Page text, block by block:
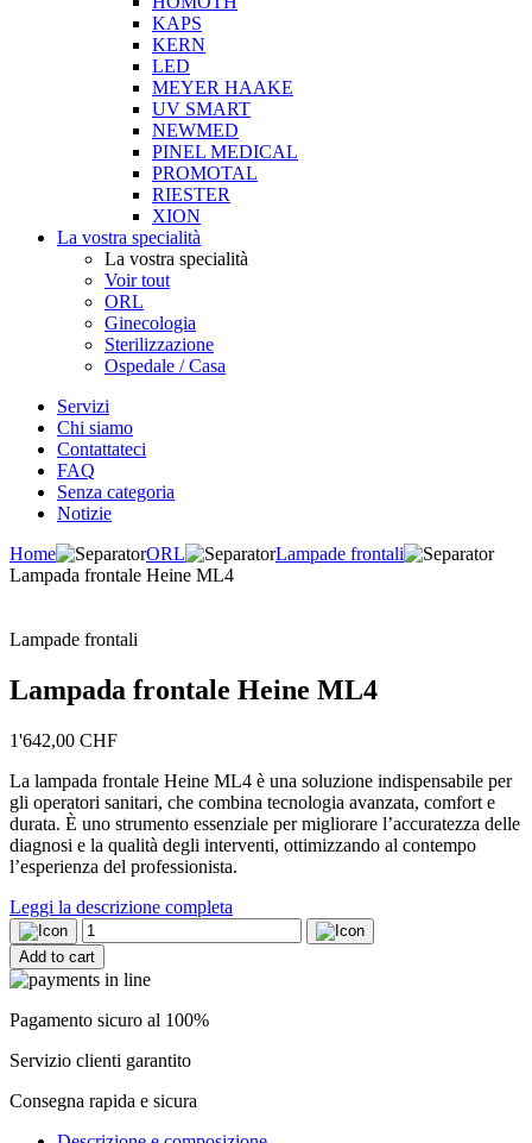
KAPS
KERN
LED
MEYER HAAKE
UV SMART
NEWMED
PINEL MEDICAL
PROMOTAL
RIESTER
XION
La vostra specialità
La vostra specialità
Voir tout
ORL
Ginecologia
Sterilizzazione
Ospedale / Casa
Servizi
Chi siamo
Contattateci
FAQ
Senza categoria
Notizie
Home
ORL
Lampade frontali
Lampada frontale Heine ML4
Lampade frontali
Lampada frontale Heine ML4
1'642,00 CHF
La lampada frontale Heine ML4 è una soluzione indispensabile per
gli operatori sanitari, che combina tecnologia avanzata, comfort e
durata. È uno strumento essenziale per migliorare l’accuratezza delle
diagnosi e la qualità degli interventi, ottimizzando al contempo
l’esperienza del professionista.
Leggi la descrizione completa
Lampada
frontale
Heine
ML4
quantity
Add to cart
Pagamento sicuro al 100%
Servizio clienti garantito
Consegna rapida e sicura